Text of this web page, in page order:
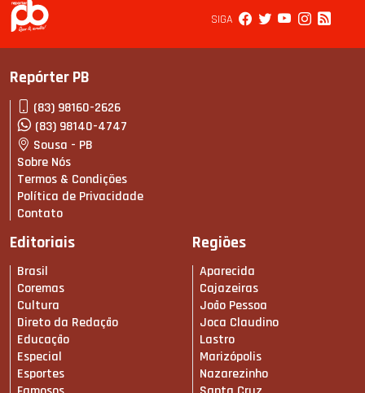
SIGA
Repórter PB
(83) 98160-2626
(83) 98140-4747
Sousa - PB
Sobre Nós
Termos & Condições
Política de Privacidade
Contato
Editoriais
Brasil
Coremas
Cultura
Direto da Redação
Educação
Especial
Esportes
Regiões
Aparecida
Cajazeiras
João Pessoa
Joca Claudino
Lastro
Marizópolis
Nazarezinho